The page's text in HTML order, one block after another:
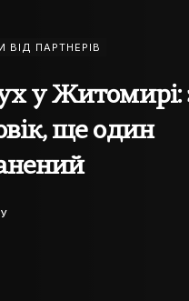
ВІД ПАРТНЕРІВ
у Житомирі:
ще один